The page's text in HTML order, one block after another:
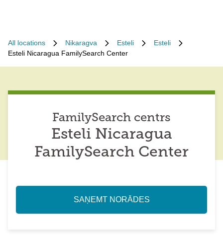
All locations Nikaragva Esteli
Esteli
Esteli Nicaragua FamilySearch Center
FamilySearch centrs
Esteli Nicaragua
FamilySearch Center
SAŅEMT NORĀDES